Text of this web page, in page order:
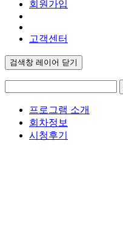
회원가입
고객센터
검색창 레이어 닫기
프로그램 소개
회차정보
시청후기